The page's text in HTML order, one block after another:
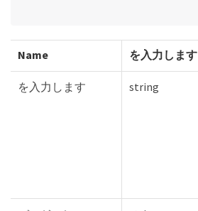
Name を入力します
を入力します string